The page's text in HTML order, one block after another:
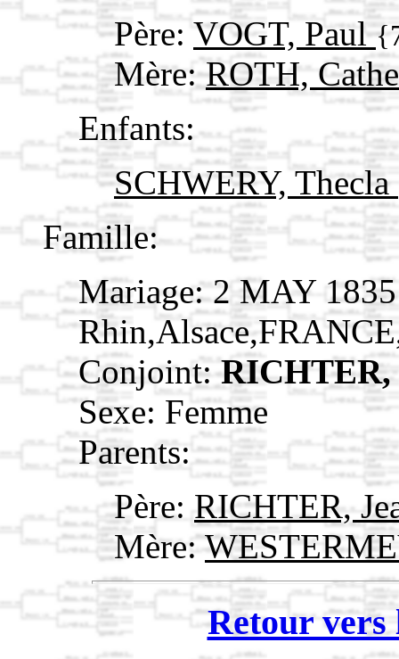
Père: VOGT, Paul
Mère:ROTH,
Enfants:
SCHWERY, Thecla
Famille:
Mariage: 2 MAY
Conjoint:
Sexe: Femme
Parents:
Père: RICHTER,
Mère:
Retour vers